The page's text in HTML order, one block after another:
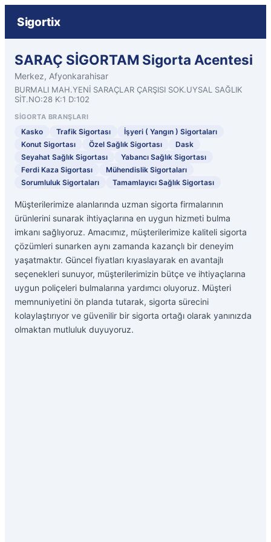
Sigortix
SARAÇ SİGORTAM Sigorta Acentesi
Merkez, Afyonkarahisar
BURMALI MAH.YENİ SARAÇLAR ÇARŞISI SOK.UYSAL SAĞLIK
SİT.NO:28 K:1 D:102
SIGORTA BRANŞLARI
Kasko Trafik Sigortası
İşyeri ( Yangın ) Sigortaları
Konut Sigortası
Özel Sağlık Sigortası
Dask
Seyahat Sağlık Sigortası
Yabancı Sağlık Sigortası
Ferdi Kaza Sigortası
Mühendislik Sigortaları
Sorumluluk Sigortaları
Tamamlayıcı Sağlık Sigortası
Müşterilerimize alanlarında uzman sigorta firmalarının
ürünlerini sunarak ihtiyaçlarına en uygun hizmeti bulma
imkanı sağlıyoruz. Amacımız, müşterilerimize kaliteli sigorta
çözümleri sunarken aynı zamanda kazançlı bir deneyim
yaşatmaktır. Güncel fiyatları kıyaslayarak en avantajlı
seçenekleri sunuyor, müşterilerimizin bütçe ve ihtiyaçlarına
uygun poliçeleri bulmalarına yardımcı oluyoruz. Müşteri
memnuniyetini ön planda tutarak, sigorta sürecini
kolaylaştırıyor ve güvenilir bir sigorta ortağı olarak yanınızda
olmaktan mutluluk duyuyoruz.